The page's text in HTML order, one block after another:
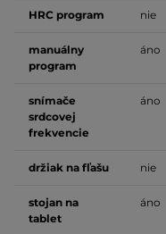
HRC program nie
manuálny
program
áno
snímače
srdcovej
frekvencie
áno
držiak na fľašu nie
stojan na
tablet
áno